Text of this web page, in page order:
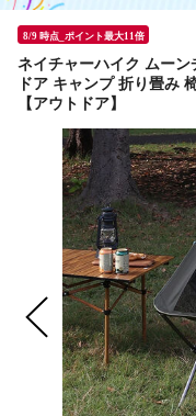
8/9 時点_ポイント最大11倍
ネイチャーハイク ムー
ドア キャンプ 折り畳み
【アウトドア】